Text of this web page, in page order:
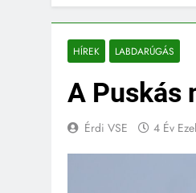
HÍREK LABDARÚGÁS
A Puskás
Érdi VSE 4 Év